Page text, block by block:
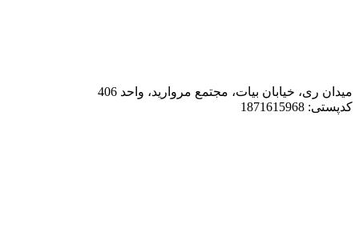
میدان ری، خیابان بیات، مجتمع مروارید، واحد 406
کدپستی: 1871615968